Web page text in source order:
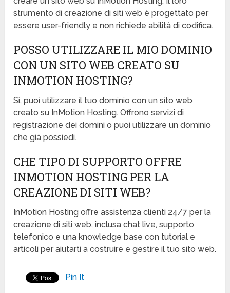
strumento di creazione di siti web è progettato per
essere user-friendly e non richiede abilità di codifica.
POSSO UTILIZZARE IL MIO DOMINIO
CON UN SITO WEB CREATO SU
INMOTION HOSTING?
Sì, puoi utilizzare il tuo dominio con un sito web
creato su InMotion Hosting. Offrono servizi di
registrazione dei domini o puoi utilizzare un dominio
che già possiedi.
CHE TIPO DI SUPPORTO OFFRE
INMOTION HOSTING PER LA
CREAZIONE DI SITI WEB?
InMotion Hosting offre assistenza clienti 24/7 per la
creazione di siti web, inclusa chat live, supporto
telefonico e una knowledge base con tutorial e
articoli per aiutarti a costruire e gestire il tuo sito web.
Pin It